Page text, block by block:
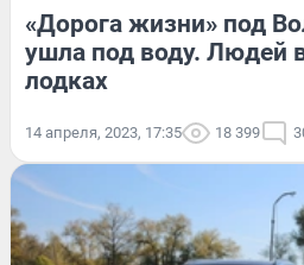
«Дорога жизни» под
ушла под воду. Людей
лодках
14 апреля, 2023, 17:35 18 399